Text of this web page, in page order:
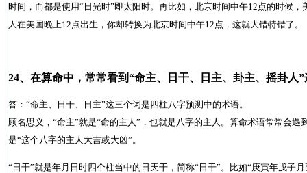
时间，而都是使用“日光时”即太阳时。再比如，北京时间中午12点的时候
人在美国晚上12点出生，你却转换为北京时间中午12点，这就大错特错了。
24、在算命中，常常看到“命主、日干、日主、卦主、摇卦人
答：“命主、日干、日主”这三个词是四柱八字预测中的术语。
顾名思义，“命主”就是“命的主人”，也就是八字的主人。算命术语常常会遇
是“这个八字的主人大吉或大凶”。
“日干”就是年月日时四个柱当中的日天干，简称“日干”。比如“庚寅年戊子